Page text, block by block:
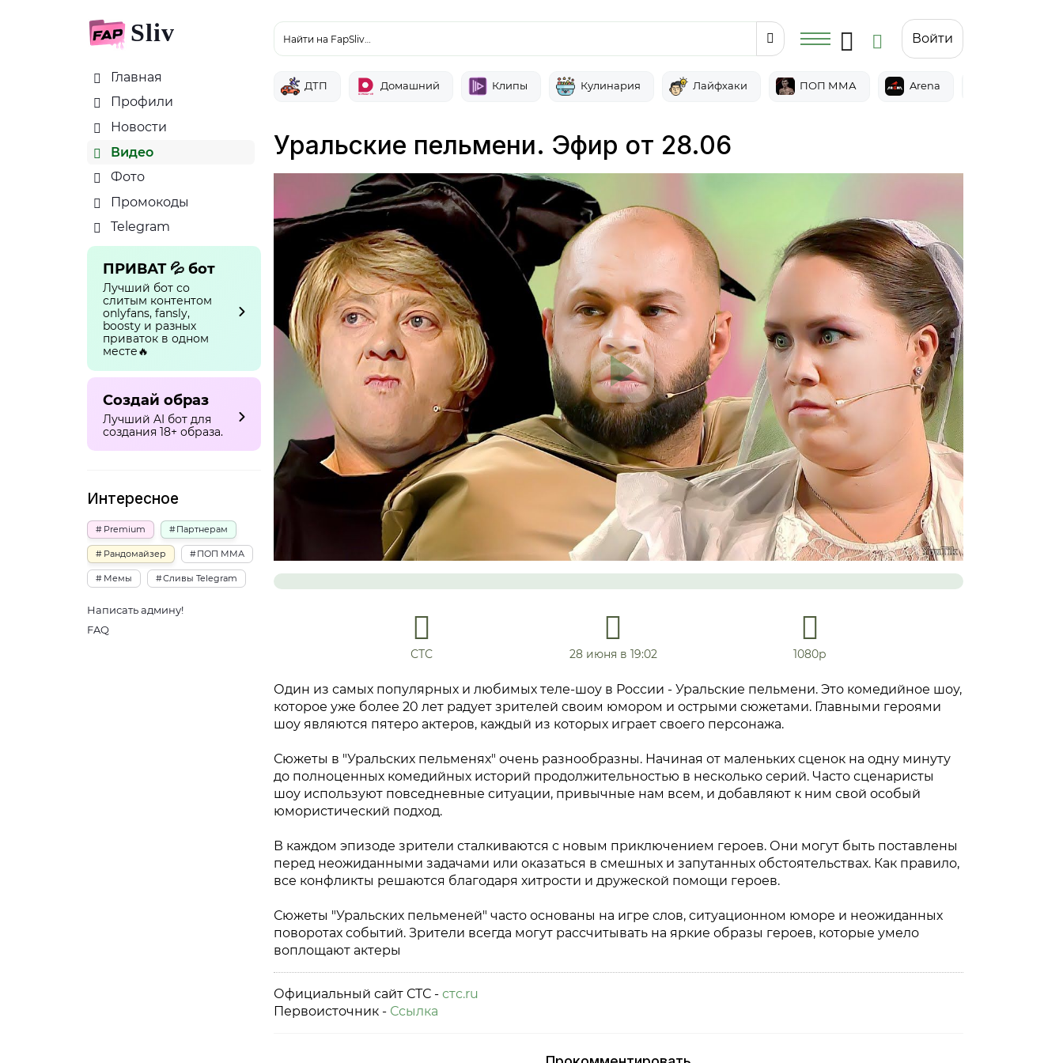
Sliv
Главная
Профили
Новости
Видео
Фото
Промокоды
Telegram
ПРИВАТ 💦 бот
Лучший бот со
слитым контентом
onlyfans, fansly,
boosty и разных
приваток в одном
месте🔥
Создай образ
Лучший AI бот для
создания 18+ образа.
Интересное
Premium Партнерам
Рандомайзер ПОП ММА
Мемы Сливы Telegram
Написать админу!
FAQ
Найти на FapSliv… Войти
ДТП Домашний Клипы Кулинария Лайфхаки ПОП ММА Arena
Уральские пельмени. Эфир от 28.06
СТС 28 июня в 19:02 1080р
Один из самых популярных и любимых теле-шоу в России - Уральские пельмени. Это комедийное шоу,
которое уже более 20 лет радует зрителей своим юмором и острыми сюжетами. Главными героями
шоу являются пятеро актеров, каждый из которых играет своего персонажа.
Сюжеты в "Уральских пельменях" очень разнообразны. Начиная от маленьких сценок на одну минуту
до полноценных комедийных историй продолжительностью в несколько серий. Часто сценаристы
шоу используют повседневные ситуации, привычные нам всем, и добавляют к ним свой особый
юмористический подход.
В каждом эпизоде зрители сталкиваются с новым приключением героев. Они могут быть поставлены
перед неожиданными задачами или оказаться в смешных и запутанных обстоятельствах. Как правило,
все конфликты решаются благодаря хитрости и дружеской помощи героев.
Сюжеты "Уральских пельменей" часто основаны на игре слов, ситуационном юморе и неожиданных
поворотах событий. Зрители всегда могут рассчитывать на яркие образы героев, которые умело
воплощают актеры
Официальный сайт СТС - стс.ru
Первоисточник - Ссылка